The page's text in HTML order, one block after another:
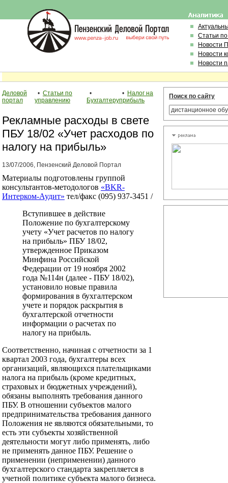
Статьи
Новости
Новости
Новости
Деловой
портал
• Статьи по
управлению
•
Бухгалтеру
• Налог на
прибыль
Рекламные расходы в свете
ПБУ 18/02 «Учет расходов по
налогу на прибыль»
13/07/2006, Пензенский Деловой Портал
Материалы подготовлены группой
консультантов-методологов «BKR-
Интерком-Аудит» тел/факс (095) 937-3451 /
Вступившее в действие
Положение по бухгалтерскому
учету «Учет расчетов по налогу
на прибыль» ПБУ 18/02,
утвержденное Приказом
Минфина Российской
Федерации от 19 ноября 2002
года №114н (далее - ПБУ 18/02),
установило новые правила
формирования в бухгалтерском
учете и порядок раскрытия в
бухгалтерской отчетности
информации о расчетах по
налогу на прибыль.
Соответственно, начиная с отчетности за 1
квартал 2003 года, бухгалтеры всех
организаций, являющихся плательщиками
налога на прибыль (кроме кредитных,
страховых и бюджетных учреждений),
обязаны выполнять требования данного
ПБУ. В отношении субъектов малого
предпринимательства требования данного
Положения не являются обязательными, то
есть эти субъекты хозяйственной
деятельности могут либо применять, либо
не применять данное ПБУ. Решение о
применении (неприменении) данного
бухгалтерского стандарта закрепляется в
учетной политике субъекта малого бизнеса.
Поиск по сайту